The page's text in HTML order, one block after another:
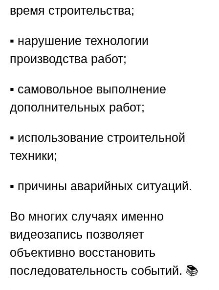
время строительства;
▪️ нарушение технологии
производства работ;
▪️ самовольное выполнение
дополнительных работ;
▪️ использование строительной
техники;
▪️ причины аварийных ситуаций.
Во многих случаях именно
видеозапись позволяет
объективно восстановить
последовательность событий. 📚